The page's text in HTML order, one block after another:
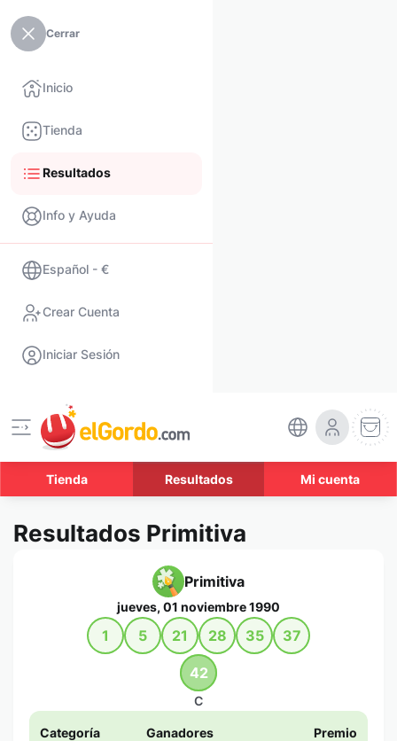
Cerrar
Inicio
Tienda
Resultados
Info y Ayuda
Español - €
Crear Cuenta
Iniciar Sesión
Tienda Resultados Mi cuenta
Resultados Primitiva
Primitiva
jueves, 01 noviembre 1990
1 5 21 28 35 37
42
C
Categoría Ganadores Premio